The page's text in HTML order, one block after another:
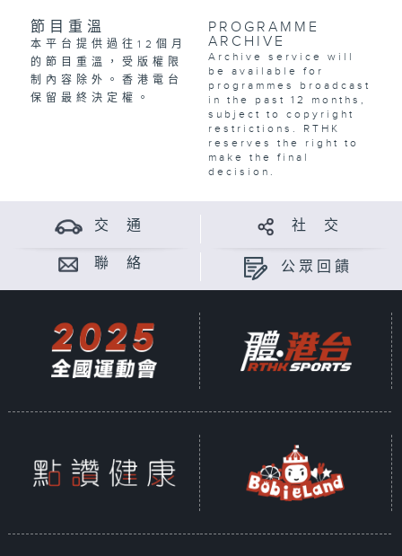
節目重溫
本平台提供過往12個月
的節目重溫，受版權限
制內容除外。香港電台
保留最終決定權。
PROGRAMME
ARCHIVE
Archive service will
be available for
programmes broadcast
in the past 12 months,
subject to copyright
restrictions. RTHK
reserves the right to
make the final
decision.
交 通 社 交
聯 絡 公眾回饋